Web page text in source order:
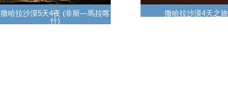
撒哈拉沙漠5天4夜 (非斯—馬拉喀
什)
撒哈拉沙漠4天之旅